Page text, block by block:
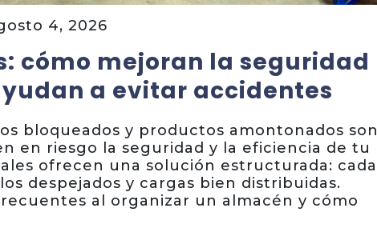
4, 2026
cómo mejoran la seguridad
a evitar accidentes
bloqueados y productos amontonados son
en riesgo la seguridad y la eficiencia de tu
ofrecen una solución estructurada: cada
despejados y cargas bien distribuidas.
al organizar un almacén y cómo